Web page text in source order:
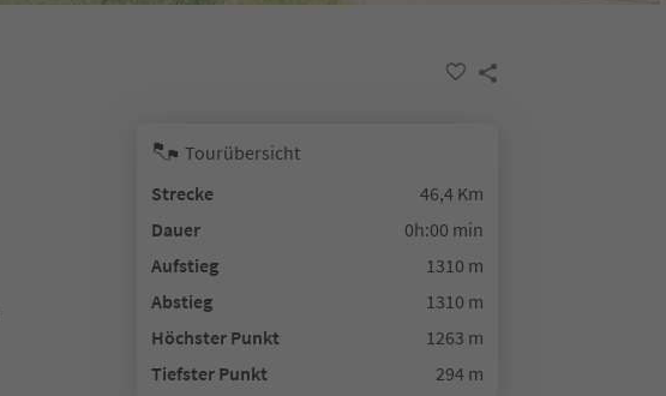
Tourübersicht
Strecke
46,4 Km
Dauer
0h:00 min
Aufstieg
1310 m
Abstieg
1310 m
Höchster Punkt
1263 m
Tiefster Punkt
294 m